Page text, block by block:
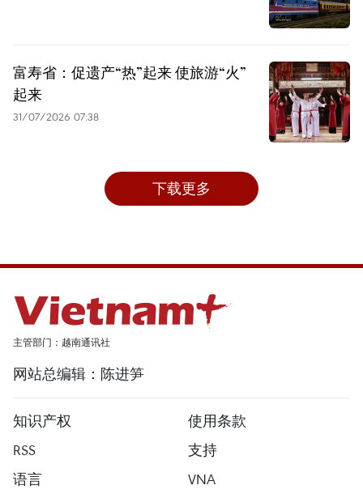
富寿省：促遗产“热”起来 使旅游“火”
起来
31/07/2026 07:38
下载更多
主管部门：越南通讯社
网站总编辑：陈进笋
知识产权
使用条款
RSS
支持
语言
VNA